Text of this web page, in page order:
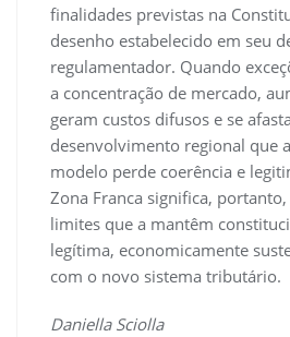
finalidades previstas na
desenho estabelecido em seu
regulamentador. Quando
a concentração de mercado,
geram custos difusos e se
desenvolvimento regional que
modelo perde coerência e
Zona Franca significa,
limites que a mantêm
legítima, economicamente
com o novo sistema tributário.
Daniella Sciolla